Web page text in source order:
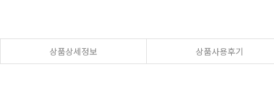
상품상세정보 상품사용후기